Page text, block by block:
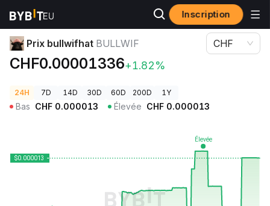
Inscription
Prix des cryptos Prix bullwifhat BULLWIF
Prix bullwifhat BULLWIF
CHF0.00001336+1.82%
CHF
24H 7D 14D 30D 60D 200D 1Y
Bas CHF 0.000013 Élevée CHF 0.000013